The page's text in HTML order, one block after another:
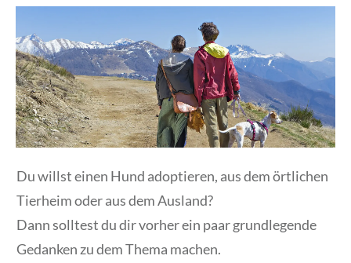
Du willst einen Hund adoptieren, aus dem örtlichen
Tierheim oder aus dem Ausland?
Dann solltest du dir vorher ein paar grundlegende
Gedanken zu dem Thema machen.